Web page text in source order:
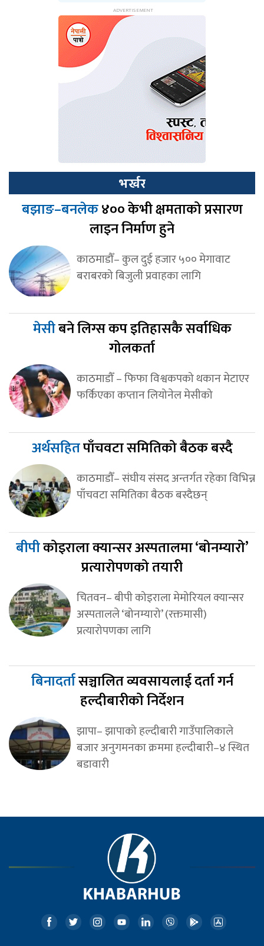
भर्खर
बझाङ–बनलेक४०० केभी क्षमताको प्रसारण
लाइन निर्माण हुने
काठमाडौँ– कुल दुई हजार ५०० मेगावाट
बराबरको बिजुली प्रवाहका लागि
मेसीबने लिग्स कप इतिहासकै सर्वाधिक
गोलकर्ता
काठमाडौँ – फिफा विश्वकपको थकान मेटाएर
फर्किएका कप्तान लियोनेल मेसीको
अर्थसहितपाँचवटा समितिको बैठक बस्दै
काठमाडौँ– संघीय संसद अन्तर्गत रहेका विभिन्न
पाँचवटा समितिका बैठक बस्दैछन्
बीपीकोइराला क्यान्सर अस्पतालमा ‘बोनम्यारो’
प्रत्यारोपणको तयारी
चितवन– बीपी कोइराला मेमोरियल क्यान्सर
अस्पतालले ‘बोनम्यारो’ (रक्तमासी)
प्रत्यारोपणका लागि
बिनादर्तासञ्चालित व्यवसायलाई दर्ता गर्न
हल्दीबारीको निर्देशन
झापा– झापाको हल्दीबारी गाउँपालिकाले
बजार अनुगमनका क्रममा हल्दीबारी–४ स्थित
बडावारी